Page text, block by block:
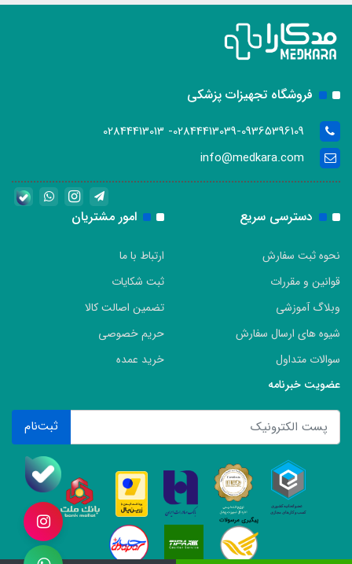
فروشگاه تجهیزات پزشکی
02844413039-09365396109- 02844413013
info@medkara.com
دسترسی سریع
نحوه ثبت سفارش
قوانین و مقررات
وبلاگ آموزشی
شیوه های ارسال سفارش
سوالات متداول
امور مشتریان
ارتباط با ما
ثبت شکایات
تضمین اصالت کالا
حریم خصوصی
خرید عمده
عضویت خبرنامه
ثبت‌نام